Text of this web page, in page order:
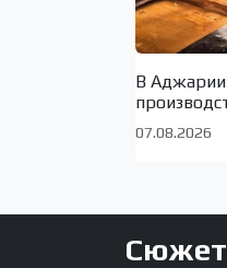
В Аджарии
07.08.2026